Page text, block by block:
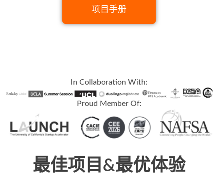
项目手册
In Collaboration With:
Proud Member Of:
最佳项目&最优体验